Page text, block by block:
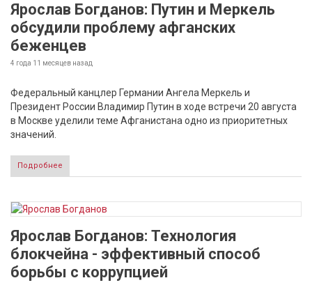
Ярослав Богданов: Путин и Меркель
обсудили проблему афганских
беженцев
4 года 11 месяцев назад
Федеральный канцлер Германии Ангела Меркель и
Президент России Владимир Путин в ходе встречи 20 августа
в Москве уделили теме Афганистана одно из приоритетных
значений.
Подробнее
Ярослав Богданов: Технология
блокчейна - эффективный способ
борьбы с коррупцией